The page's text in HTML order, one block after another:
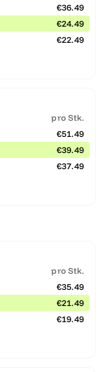
€36.49
€24.49
€22.49
pro Stk.
€51.49
€39.49
€37.49
pro Stk.
€35.49
€21.49
€19.49